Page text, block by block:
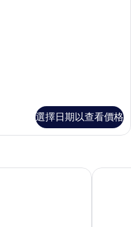
選擇日期以查看價格
Taupe